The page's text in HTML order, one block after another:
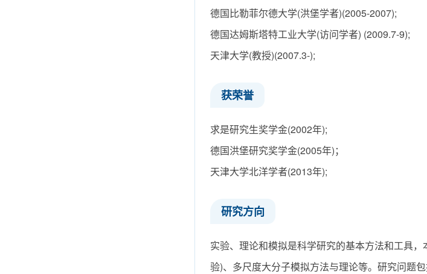
德国比勒菲尔德大学(洪堡学者)(2005-2007);
德国达姆斯塔特工业大学(访问学者) (2009.7-9);
天津大学(教授)(2007.3-);
获荣誉
求是研究生奖学金(2002年);
德国洪堡研究奖学金(2005年)；
天津大学北洋学者(2013年);
研究方向
实验、理论和模拟是科学研究的基本方法和工具
验)、多尺度大分子模拟方法与理论等。研究问题